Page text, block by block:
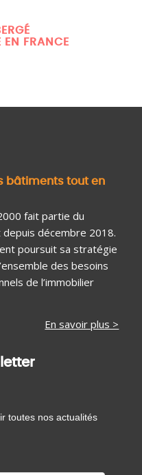
EN FRANCE
bâtiments tout en
fait partie du
décembre 2018.
poursuit sa stratégie
des besoins
de l’immobilier
En savoir plus >
toutes nos actualités